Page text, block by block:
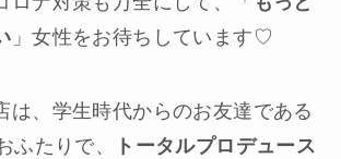
」女性をお待ちしています♡
は、学生時代からのお友達である
ふたりで、
トータルプロデュース